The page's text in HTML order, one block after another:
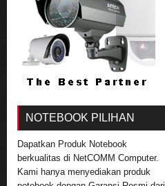
NOTEBOOK PILIHAN
Dapatkan Produk Notebook
berkualitas di NetCOMM Computer.
Kami hanya menyediakan produk